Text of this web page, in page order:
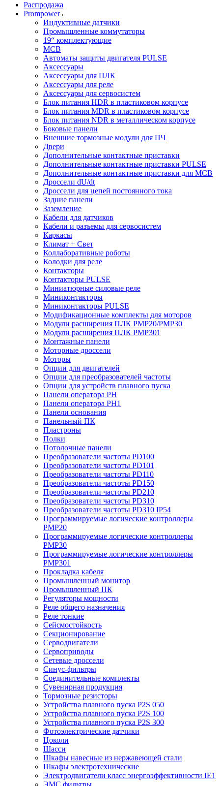
Распродажа
Prompower
Индуктивные датчики
Промышленные коммутаторы
19“ комплектующие
MCB
Автоматы защиты двигателя PULSE
Аксессуары
Аксессуары для ПЛК
Аксессуары для реле
Аксессуары для сервосистем
Блок питания HDR в пластиковом корпусе
Блок питания MDR в пластиковом корпусе
Блок питания NDR в металлическом корпусе
Боковые панели
Внешние тормозные модули для ПЧ
Двери
Дополнительные контактные приставки
Дополнительные контактные приставки PULSE
Дополнительные контактные приставки для MCB
Дроссели dU/dt
Дроссели для цепей постоянного тока
Задние панели
Заземление
Кабели для датчиков
Кабели и разъемы для сервосистем
Каркасы
Климат + Свет
Коллаборативные роботы
Колодки для реле
Контакторы
Контакторы PULSE
Миниатюрные силовые реле
Миниконтакторы
Миниконтакторы PULSE
Модификационные комплекты для моторов
Модули расширения ПЛК PMP20/PMP30
Модули расширения ПЛК PMP301
Монтажные панели
Моторные дроссели
Моторы
Опции для двигателей
Опции для преобразователей частоты
Опции для устройств плавного пуска
Панели оператора PH
Панели оператора PH1
Панели основания
Панельный ПК
Пластроны
Полки
Потолочные панели
Преобразователи частоты PD100
Преобразователи частоты PD101
Преобразователи частоты PD110
Преобразователи частоты PD150
Преобразователи частоты PD210
Преобразователи частоты PD310
Преобразователи частоты PD310 IP54
Программируемые логические контроллеры
PMP20
Программируемые логические контроллеры
PMP30
Программируемые логические контроллеры
PMP301
Прокладка кабеля
Промышленный монитор
Промышленный ПК
Регуляторы мощности
Реле общего назначения
Реле тонкие
Сейсмостойкость
Секционирование
Серводвигатели
Сервоприводы
Сетевые дроссели
Синус-фильтры
Соединительные комплекты
Сувенирная продукция
Тормозные резисторы
Устройства плавного пуска P2S 050
Устройства плавного пуска P2S 100
Устройства плавного пуска P2S 300
Фотоэлектрические датчики
Цоколи
Шасси
Шкафы навесные из нержавеющей стали
Шкафы электротехнические
Электродвигатели класс энергоэффективности IE1
ЭМС фильтры